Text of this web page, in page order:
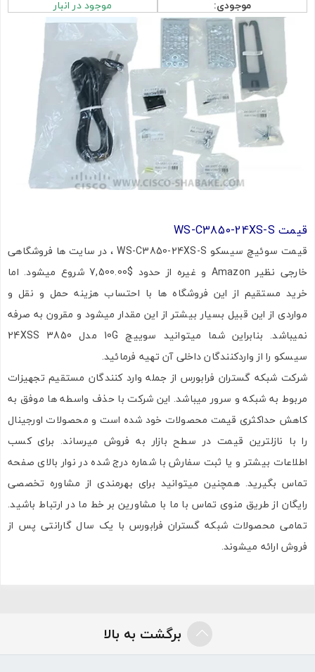
موجودی:
موجود در انبار
قیمت WS-C3850-24XS-S
قیمت سوئیچ سیسکو WS-C3850-24XS-S ، در سایت ها فروشگاهی
خارجی نظیر Amazon و غیره از حدود $7,500.00 شروع میشود. اما
خرید مستقیم از این فروشگاه ها با احتساب هزینه حمل و نقل و
مواردی از این قبیل بسیار بیشتر از این مقدار میشود و مقرون به صرفه
نمیباشد. بنابراین شما میتوانید سوییچ 10G مدل 3850 24XSS
سیسکو را از واردکنندگان داخلی آن تهیه فرمائید.
شرکت شبکه گستران فرابورس از جمله وارد کنندگان مستقیم تجهیزات
مربوط به شبکه و سرور میباشد. این شرکت با حذف واسطه ها موفق به
کاهش حداکثری قیمت محصولات خود شده است و محصولات اورجینال
را با نازلترین قیمت در سطح بازار به فروش میرساند. برای کسب
اطلاعات بیشتر و یا ثبت سفارش با شماره درج شده در نوار بالای صفحه
تماس بگیرید. همچنین میتوانید برای بهرمندی از مشاوره تخصصی
رایگان از طریق منوی تماس با ما با مشاورین بر خط ما در ارتباط باشید.
تمامی محصولات شبکه گستران فرابورس با یک سال گارانتی پس از
فروش ارائه میشوند.
برگشت به بالا